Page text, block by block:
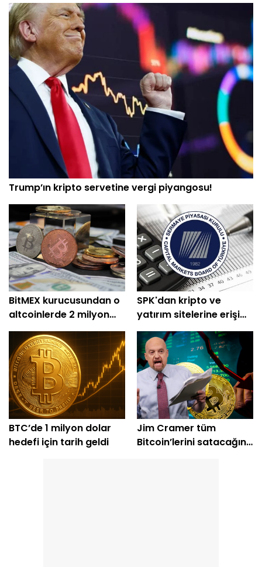
Trump’ın kripto servetine vergi piyangosu!
BitMEX kurucusundan o
altcoinlerde 2 milyon
dolarlık alım
SPK'dan kripto ve
yatırım sitelerine erişim
engeli
BTC’de 1 milyon dolar
hedefi için tarih geldi
Jim Cramer tüm
Bitcoin’lerini satacağını